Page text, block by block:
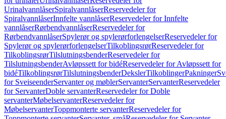
UrinalvannlåserSpiralvannlåserReservedeler for
SpiralvannlåserInnfelte vannlåserReservedeler for Innfelte
vannlåserRørbendvannlåserReservedeler for
RørbendvannlåserSpylerør og spylerørforlengelserReservedeler for
Spylerør og spylerørforlengelserTilkoblingsrørReservedeler for
TilkoblingsrørTilslutningsbenderReservedeler for
TilslutningsbenderAvløpssett for bidéReservedeler for Avløpssett for
bidéTilkoblingsrørTilslutningsbenderDekslerTilkoblingerPakninger
for SveiseenderServanter og møblerServanterServanterReservedeler
for ServanterDoble servanterReservedeler for Doble
servanterMøbelservanterReservedeler for
MøbelservanterToppmonterte servanterReservedeler for